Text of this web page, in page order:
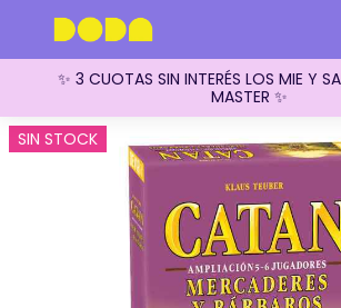
✨ 3 CUOTAS SIN INTERÉS LOS MIE Y
MASTER ✨
SIN STOCK